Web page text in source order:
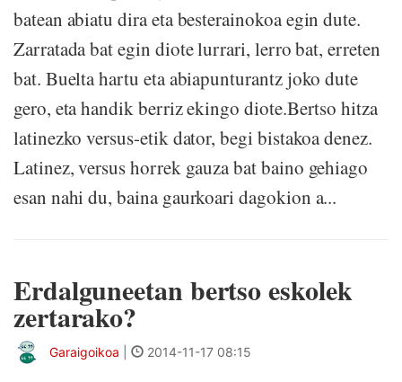
batean abiatu dira eta besterainokoa egin dute.
Zarratada bat egin diote lurrari, lerro bat, erreten
bat. Buelta hartu eta abiapunturantz joko dute
gero, eta handik berriz ekingo diote.Bertso hitza
latinezko versus-etik dator, begi bistakoa denez.
Latinez, versus horrek gauza bat baino gehiago
esan nahi du, baina gaurkoari dagokion a...
Erdalguneetan bertso eskolek
zertarako?
Garaigoikoa 2014-11-17 08:15